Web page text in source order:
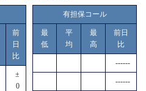
前
日
比
±
0
有担保コール
最
低
平
均
最
高
前日
比
------
------